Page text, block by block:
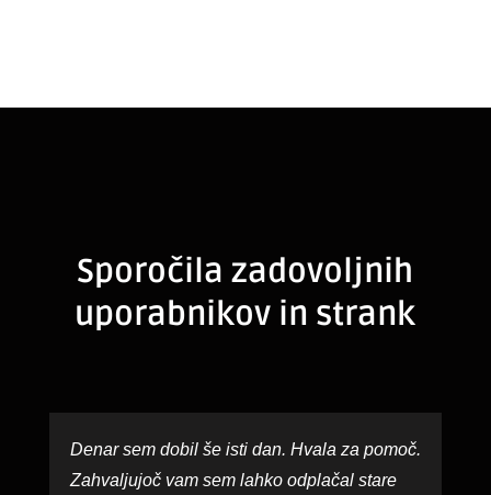
Sporočila zadovoljnih
uporabnikov in strank
Denar sem dobil še isti dan. Hvala za pomoč.
Zahvaljujoč vam sem lahko odplačal stare